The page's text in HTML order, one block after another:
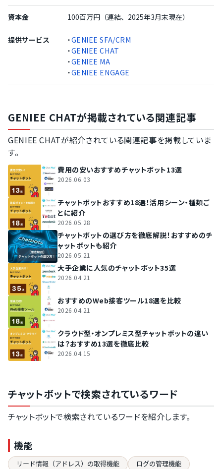
資本金 100百万円（連結、2025年3月末現在）
提供サービス ・GENIEE SFA/CRM
・GENIEE CHAT
・GENIEE MA
・GENIEE ENGAGE
GENIEE CHATが掲載されている関連記事
GENIEE CHATが紹介されている関連記事を掲載していま
す。
費用の安いおすすめチャットボット13選
2026.06.03
チャットボットおすすめ18選！活用シーン・種類ご
とに紹介
2026.05.28
チャットボットの選び方を徹底解説！おすすめのチ
ャットボットも紹介
2026.05.21
大手企業に人気のチャットボット35選
2026.04.21
おすすめのWeb接客ツール18選を比較
2026.04.21
クラウド型・オンプレミス型チャットボットの違い
は？おすすめ13選を徹底比較
2026.04.15
チャットボットで検索されているワード
チャットボットで検索されているワードを紹介します。
機能
リード情報（アドレス）の取得機能
ログの管理機能